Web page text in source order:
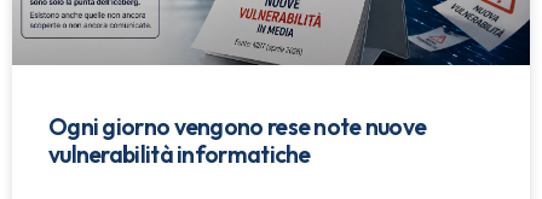
Ogni giorno vengono rese note nuove
vulnerabilità informatiche